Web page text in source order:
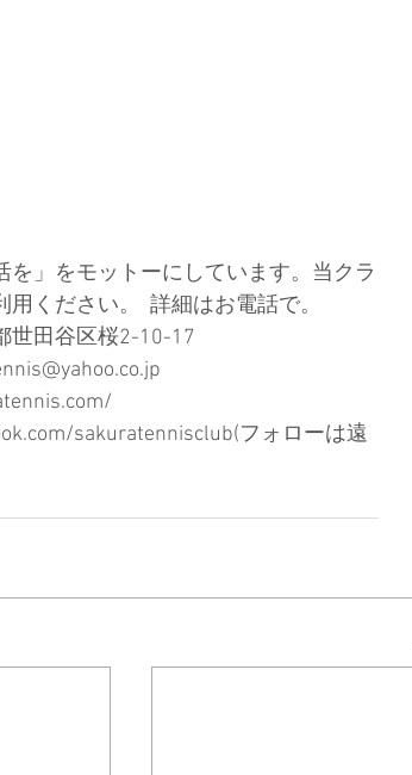
」をモットーにしています。当クラ
用ください。  詳細はお電話で。
京都世田谷区桜2-10-17
sakuratennisclub(フォローは遠